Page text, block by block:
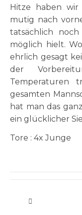
Hitze haben
mutig nach
tatsächlich
möglich hielt.
ehrlich gesagt
der
Temperaturen
gesamten
hat man das
ein glücklicher
Tore : 4x Junge